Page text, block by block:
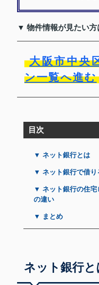
▼ 物件情報が見たい
大阪市中央
ン一覧へ進む
目次
▼ ネット銀行とは
▼ ネット銀行で借り
▼ ネット銀行の住宅
の違い
▼ まとめ
ネット銀行と